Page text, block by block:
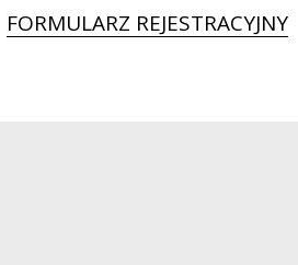
FORMULARZ REJESTRACYJNY